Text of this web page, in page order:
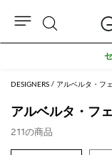
DESIGNERS
アルベルタ・フ
211の商品
検